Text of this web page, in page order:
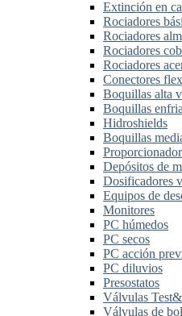
Extinción en
Rociadores
Rociadores
Rociadores
Rociadores
Conectores
Boquillas alta
Boquillas
Hidroshields
Boquillas
Depósitos de
Dosificadores
Equipos de
Monitores
PC húmedos
PC secos
PC acción
PC diluvios
Presostatos
Válvulas
Válvulas de